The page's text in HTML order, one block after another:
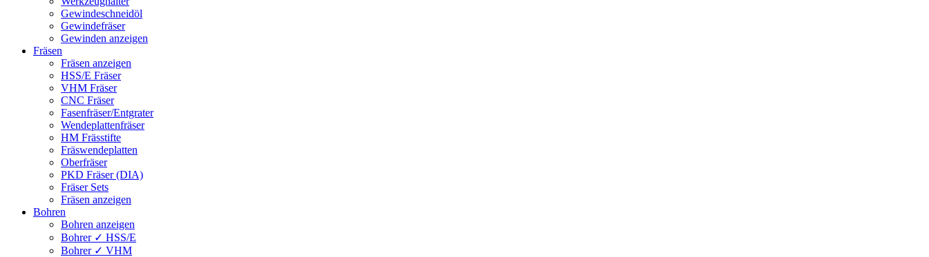
Gewindeschneidöl
Gewindefräser
Gewinden anzeigen
Fräsen
Fräsen anzeigen
HSS/E Fräser
VHM Fräser
CNC Fräser
Fasenfräser/Entgrater
Wendeplattenfräser
HM Frässtifte
Fräswendeplatten
Oberfräser
PKD Fräser (DIA)
Fräser Sets
Fräsen anzeigen
Bohren
Bohren anzeigen
Bohrer ✓ HSS/E
Bohrer ✓ VHM